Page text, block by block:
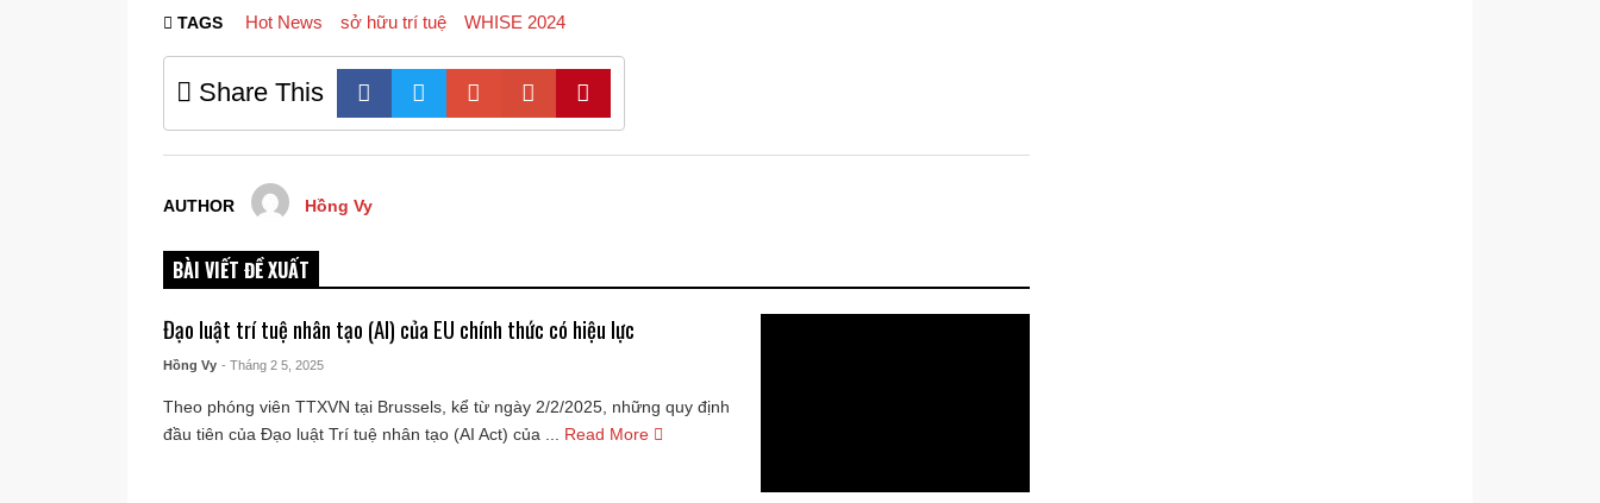
TAGS Hot News sở hữu trí tuệ WHISE 2024
Share This
AUTHOR Hồng Vy
BÀI VIẾT ĐỀ XUẤT
Đạo luật trí tuệ nhân tạo (AI) của EU chính thức có hiệu lực
Hồng Vy - Tháng 2 5, 2025
Theo phóng viên TTXVN tại Brussels, kể từ ngày 2/2/2025, những quy định
đầu tiên của Đạo luật Trí tuệ nhân tạo (AI Act) của ...
Read More